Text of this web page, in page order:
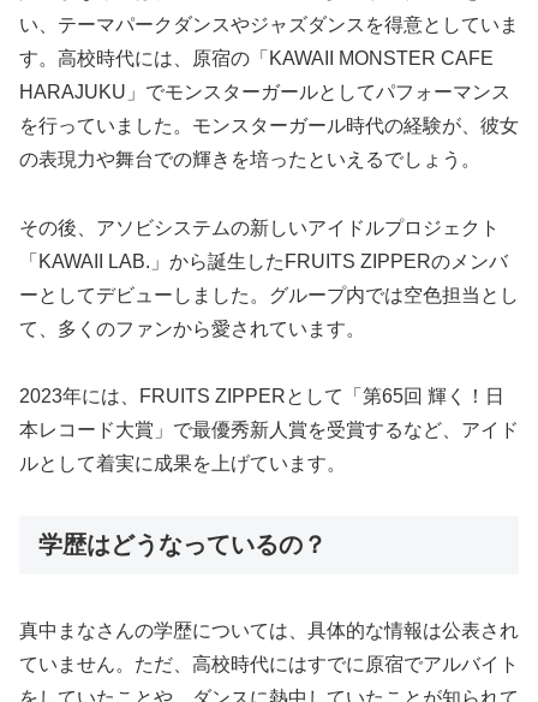
い、テーマパークダンスやジャズダンスを得意としていま
す。高校時代には、原宿の「KAWAII MONSTER CAFE
HARAJUKU」でモンスターガールとしてパフォーマンス
を行っていました。モンスターガール時代の経験が、彼女
の表現力や舞台での輝きを培ったといえるでしょう。
その後、アソビシステムの新しいアイドルプロジェクト
「KAWAII LAB.」から誕生したFRUITS ZIPPERのメンバ
ーとしてデビューしました。グループ内では空色担当とし
て、多くのファンから愛されています。
2023年には、FRUITS ZIPPERとして「第65回 輝く！日
本レコード大賞」で最優秀新人賞を受賞するなど、アイド
ルとして着実に成果を上げています。
学歴はどうなっているの？
真中まなさんの学歴については、具体的な情報は公表され
ていません。ただ、高校時代にはすでに原宿でアルバイト
をしていたことや、ダンスに熱中していたことが知られて